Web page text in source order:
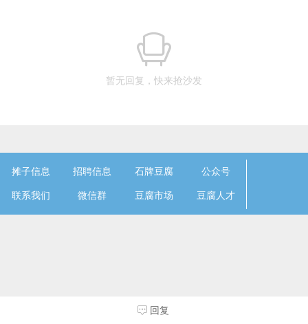
暂无回复，快来抢沙发
回复
摊子信息 招聘信息 石牌豆腐 公众号
联系我们 微信群 豆腐市场 豆腐人才